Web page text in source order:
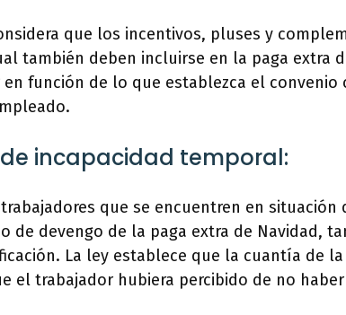
que los incentivos, pluses y
también deben incluirse en la paga extra
en función de lo que establezca el
incapacidad temporal:
que se encuentren en
de devengo de la paga extra de Navidad,
La ley establece que la cuantía de
el trabajador hubiera percibido de no